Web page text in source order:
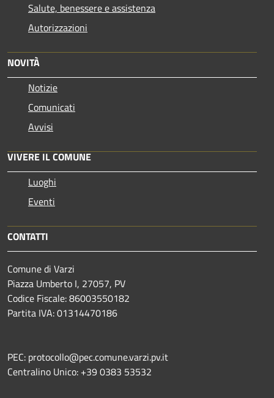
Salute, benessere e assistenza
Autorizzazioni
NOVITÀ
Notizie
Comunicati
Avvisi
VIVERE IL COMUNE
Luoghi
Eventi
CONTATTI
Comune di Varzi
Piazza Umberto I, 27057, PV
Codice Fiscale: 86003550182
Partita IVA: 01314470186
PEC: protocollo@pec.comune.varzi.pv.it
Centralino Unico: +39 0383 53532